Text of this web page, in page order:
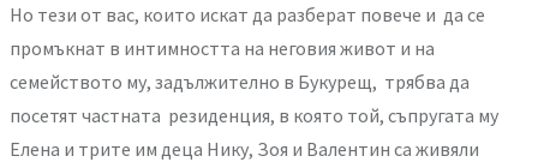
Но тези от вас, които искат да разберат повече и да се
промъкнат в интимността на неговия живот и на
семейството му, задължително в Букурещ, трябва да
посетят частната резиденция, в която той, съпругата му
Елена и трите им деца Нику, Зоя и Валентин са живяли